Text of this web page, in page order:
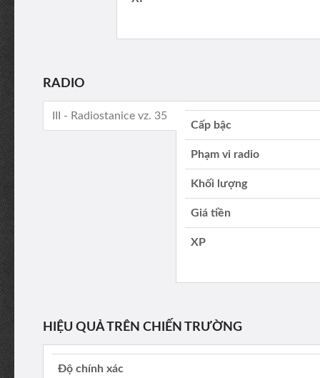
RADIO
III - Radiostanice vz. 35
Cấp bậc
Phạm vi radio
Khối lượng
Giá tiền
XP
HIỆU QUẢ TRÊN CHIẾN TRƯỜNG
Độ chính xác